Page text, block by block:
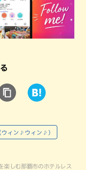
ウィン♪ウィン♪）
楽しむ那覇市のホテルレス